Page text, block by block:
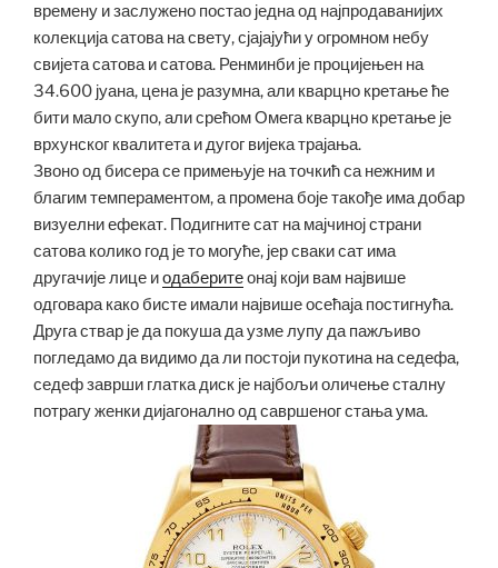
времену и заслужено постао једна од најпродаванијих
колекција сатова на свету, сјајајући у огромном небу
свијета сатова и сатова. Ренминби је процијењен на
34.600 јуана, цена је разумна, али кварцно кретање ће
бити мало скупо, али срећом Омега кварцно кретање је
врхунског квалитета и дугог вијека трајања.
Звоно од бисера се примењује на точкић са нежним и
благим темпераментом, а промена боје такође има добар
визуелни ефекат. Подигните сат на мајчиној страни
сатова колико год је то могуће, јер сваки сат има
другачије лице иодаберитеонај који вам највише
одговара како бисте имали највише осећаја постигнућа.
Друга ствар је да покуша да узме лупу да пажљиво
погледамо да видимо да ли постоји пукотина на седефа,
седеф заврши глатка диск је најбољи оличење сталну
потрагу женки дијагонално од савршеног стања ума.